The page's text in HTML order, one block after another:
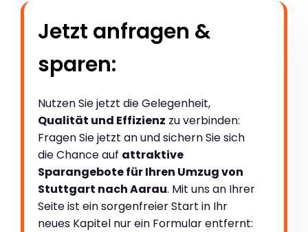
Jetzt anfragen &
sparen:
Nutzen Sie jetzt die Gelegenheit,
Qualität und Effizienz zu verbinden:
Fragen Sie jetzt an und sichern Sie sich
die Chance auf attraktive
Sparangebote für Ihren Umzug von
Stuttgart nach Aarau. Mit uns an Ihrer
Seite ist ein sorgenfreier Start in Ihr
neues Kapitel nur ein Formular entfernt: